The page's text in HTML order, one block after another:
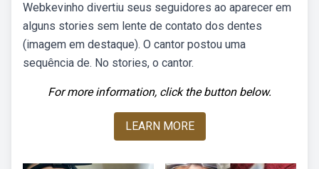
Webkevinho divertiu seus seguidores ao aparecer em
alguns stories sem lente de contato dos dentes
(imagem em destaque). O cantor postou uma
sequência de. No stories, o cantor.
For more information, click the button below.
LEARN MORE